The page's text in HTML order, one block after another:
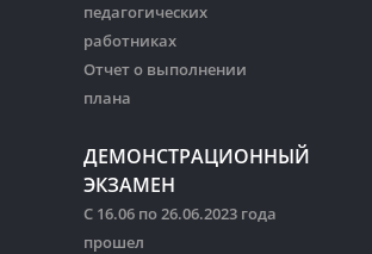
педагогических
работниках
Отчет о выполнении
плана
ДЕМОНСТРАЦИОННЫЙ
ЭКЗАМЕН
С 16.06 по 26.06.2023 года
прошел